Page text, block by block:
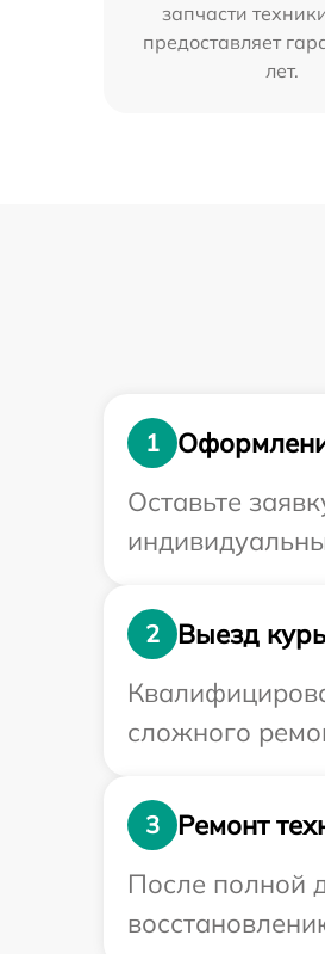
запчасти
предоставляет
лет.
1
Оставьте
2
Выезд
сложного
3
Ремонт
После полной